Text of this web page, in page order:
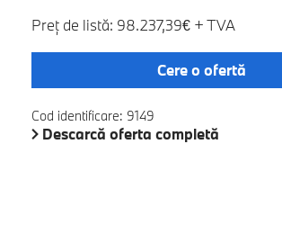
Preţ de listă: 98.237,39€ + TVA
Cere o ofertă
Cod identificare: 9149
Descarcă oferta completă